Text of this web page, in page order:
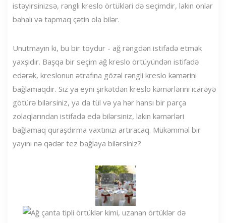
istəyirsinizsə, rəngli kreslo örtükləri də seçimdir, lakin onlar
bahalı və tapmaq çətin ola bilər.
Unutmayın ki, bu bir toydur - ağ rəngdən istifadə etmək
yaxşıdır. Başqa bir seçim ağ kreslo örtüyündən istifadə
edərək, kreslonun ətrafına gözəl rəngli kreslo kəmərini
bağlamaqdır. Siz ya eyni şirkətdən kreslo kəmərlərini icarəyə
götürə bilərsiniz, ya da tül və ya hər hansı bir parça
zolaqlarından istifadə edə bilərsiniz, lakin kəmərləri
bağlamaq quraşdırma vaxtınızı artıracaq. Mükəmməl bir
yayını nə qədər tez bağlaya bilərsiniz?